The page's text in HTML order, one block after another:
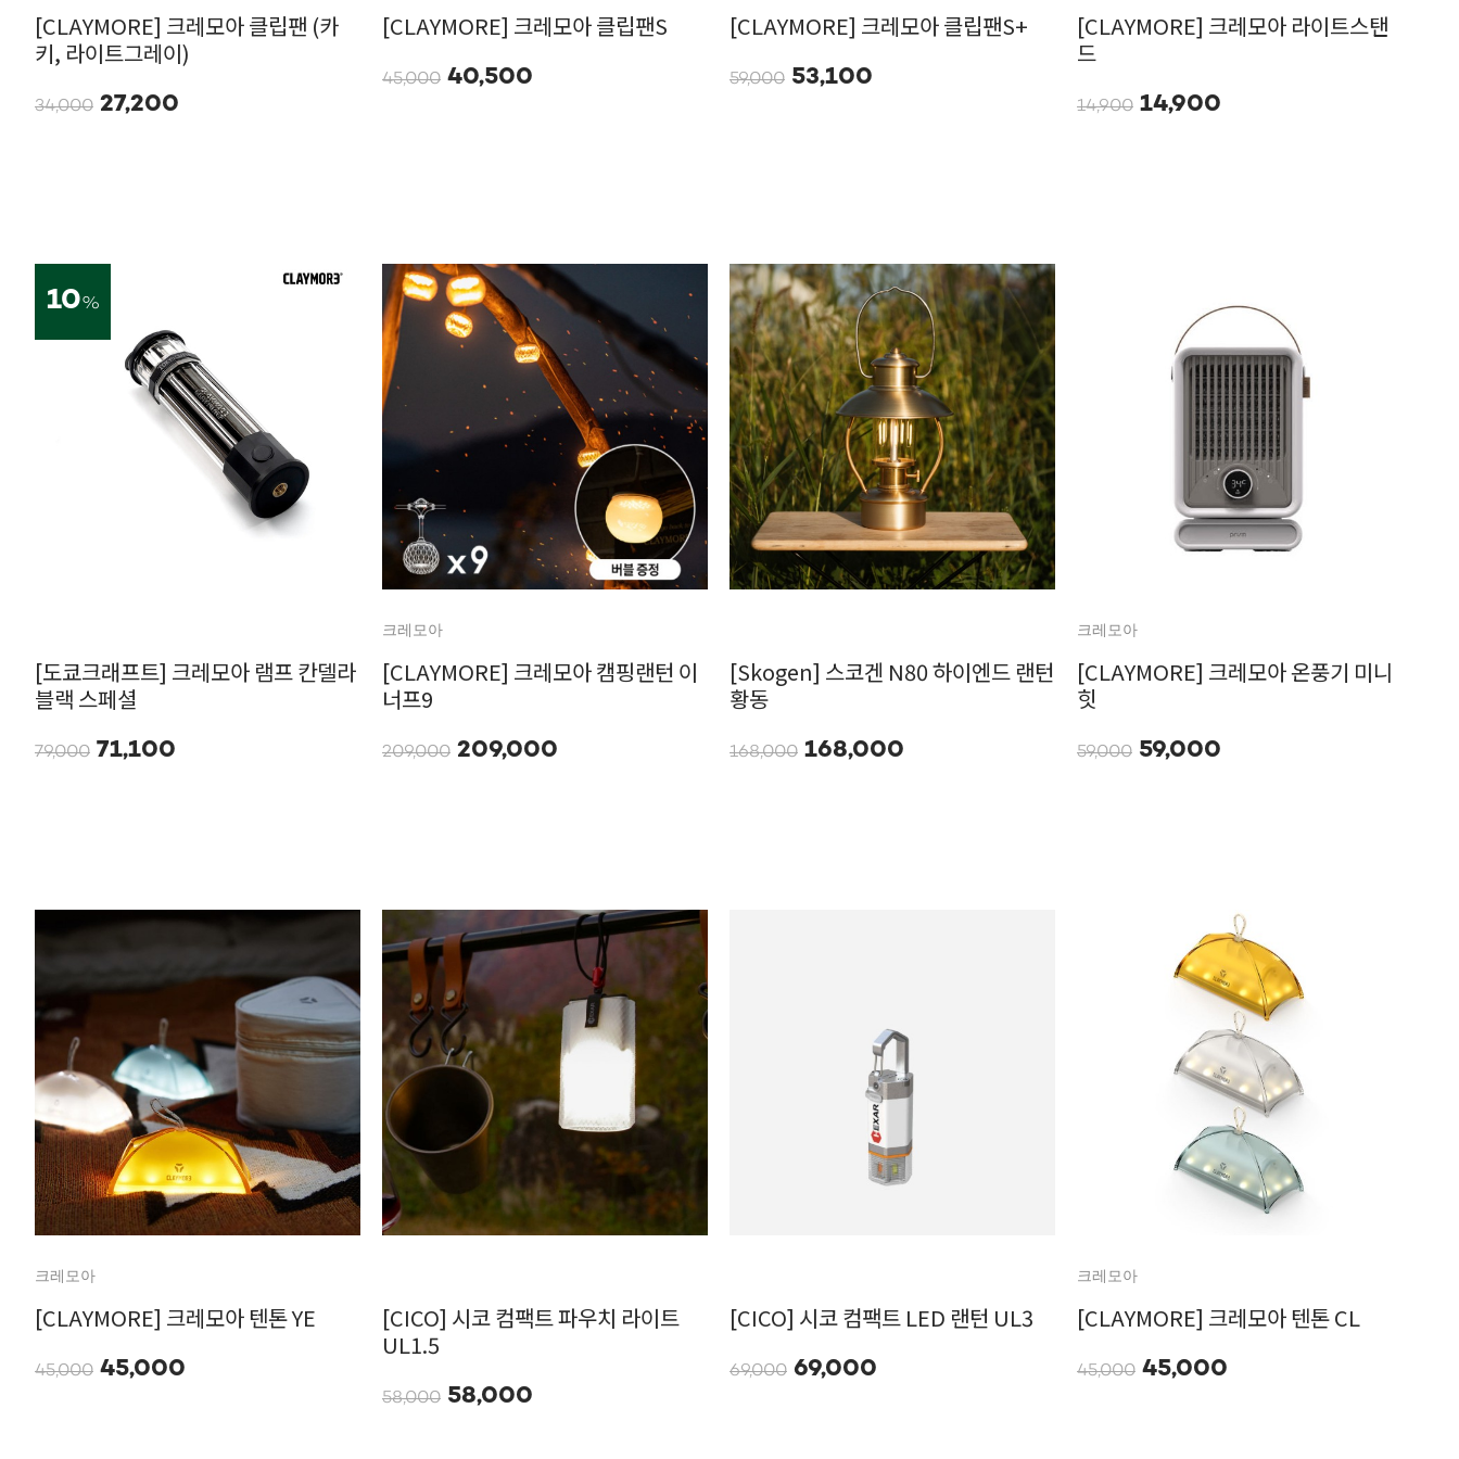
[CLAYMORE] 크레모아 클립팬 (카
키, 라이트그레이)
34,000 27,200
[CLAYMORE] 크레모아 클립팬S
45,000 40,500
[CLAYMORE] 크레모아 클립팬S+
59,000 53,100
[CLAYMORE] 크레모아 라이트스탠
드
14,900 14,900
10%
[도쿄크래프트] 크레모아 램프 칸델라
블랙 스페셜
79,000 71,100
크레모아
[CLAYMORE] 크레모아 캠핑랜턴 이
너프9
209,000 209,000
[Skogen] 스코겐 N80 하이엔드 랜턴
황동
168,000 168,000
크레모아
[CLAYMORE] 크레모아 온풍기 미니
힛
59,000 59,000
크레모아
[CLAYMORE] 크레모아 텐톤 YE
45,000 45,000
[CICO] 시코 컴팩트 파우치 라이트
UL1.5
58,000 58,000
[CICO] 시코 컴팩트 LED 랜턴 UL3
69,000 69,000
크레모아
[CLAYMORE] 크레모아 텐톤 CL
45,000 45,000